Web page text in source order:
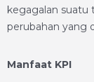
kegagalan suatu
perubahan yang
Manfaat KPI